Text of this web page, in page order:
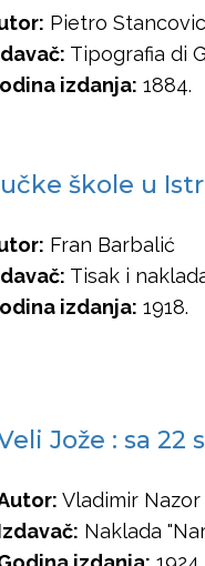
Pietro
Tipografia di
izdanja: 1884.
škole u
Fran Barbalić
Tisak i
izdanja: 1918.
Jože : sa 22
Vladimir Nazor
Naklada